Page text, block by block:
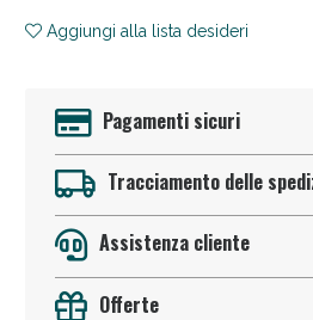
Aggiungi alla lista desideri
Pagamenti sicuri
Tracciamento delle
Assistenza cliente
Offerte
Sconto fino al 55%